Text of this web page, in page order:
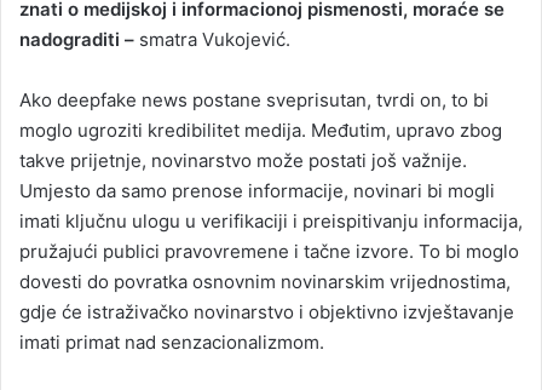
znati o medijskoj i informacionoj pismenosti, moraće se
nadograditi – smatra Vukojević.
Ako deepfake news postane sveprisutan, tvrdi on, to bi
moglo ugroziti kredibilitet medija. Međutim, upravo zbog
takve prijetnje, novinarstvo može postati još važnije.
Umjesto da samo prenose informacije, novinari bi mogli
imati ključnu ulogu u verifikaciji i preispitivanju informacija,
pružajući publici pravovremene i tačne izvore. To bi moglo
dovesti do povratka osnovnim novinarskim vrijednostima,
gdje će istraživačko novinarstvo i objektivno izvještavanje
imati primat nad senzacionalizmom.